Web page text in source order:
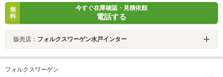
無
料
今すぐ在庫確認・見積依頼
電話する
販売店： フォルクスワーゲン水戸インター
フォルクスワーゲン